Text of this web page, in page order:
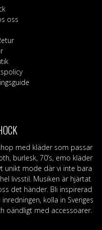
oss
med kläder som passar
burlesk, 70’s, emo kläder
unikt mode där vi inte bara
livsstil. Musiken är hjärtat
det händer. Bli inspirerad
kolla in Sveriges
oändligt med accessoarer.